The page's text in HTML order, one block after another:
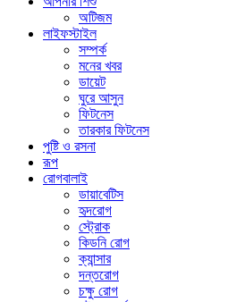
অটিজম
লাইফস্টাইল
সম্পর্ক
মনের খবর
ডায়েট
ঘুরে আসুন
ফিটনেস
তারকার ফিটনেস
পুষ্টি ও রসনা
রূপ
রোগবালাই
ডায়াবেটিস
হৃদরোগ
স্ট্রোক
কিডনি রোগ
ক্যান্সার
দন্তরোগ
চক্ষু রোগ